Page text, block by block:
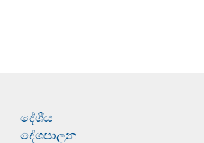
දේශීය
දේශපාලන